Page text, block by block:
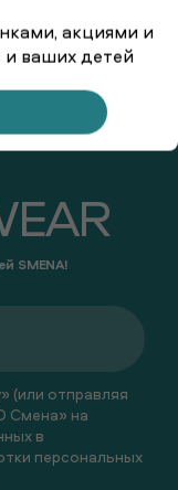
SMENA!
(или отправляя
Смена» на
в
персональных
акциями и
ваших детей